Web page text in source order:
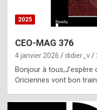
2025
CEO-MAG 376
4 janvier 2026 didier_v
Bonjour à
Oriciennes vont bon